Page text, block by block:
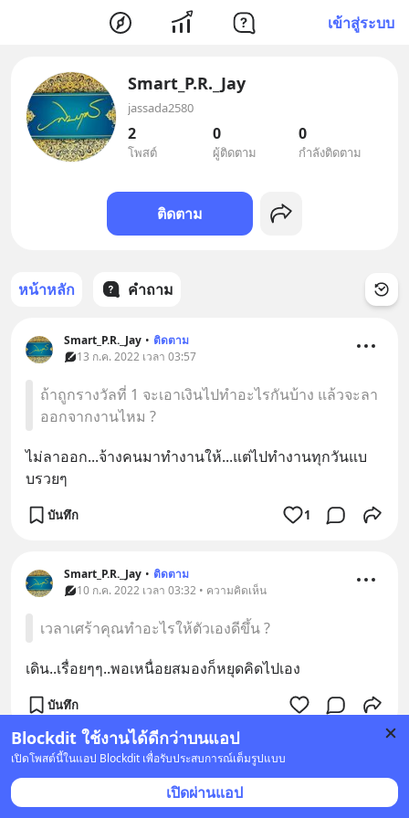
เข้าสู่ระบบ
Blockdit ใช้งานได้ดีกว่าบนแอป
เปิดโพสต์นี้ในแอป Blockdit เพื่อรับประสบการณ์เต็มรูปแบบ
เปิดผ่านแอป
Smart_P.R._Jay
jassada2580
2
โพสต์
0
ผู้ติดตาม
0
กำลังติดตาม
ติดตาม
หน้าหลัก คำถาม
Smart_P.R._Jay • ติดตาม
13 ก.ค. 2022 เวลา 03:57
ถ้าถูกรางวัลที่ 1 จะเอาเงินไปทำอะไรกันบ้าง แล้วจะลา
ออกจากงานไหม ?
ไม่ลาออก...จ้างคนมาทำงานให้...แต่ไปทำงานทุกวันแบ
บรวยๆ
บันทึก 1
Smart_P.R._Jay • ติดตาม
10 ก.ค. 2022 เวลา 03:32 • ความคิดเห็น
เวลาเศร้าคุณทำอะไรให้ตัวเองดีขึ้น ?
เดิน..เรื่อยๆๆ..พอเหนื่อยสมองก็หยุดคิดไปเอง
บันทึก